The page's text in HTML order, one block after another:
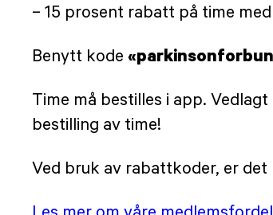
– 15 prosent rabatt på time
Benytt kode
Time må bestilles i app.
bestilling av time!
Ved bruk av rabattkoder, er